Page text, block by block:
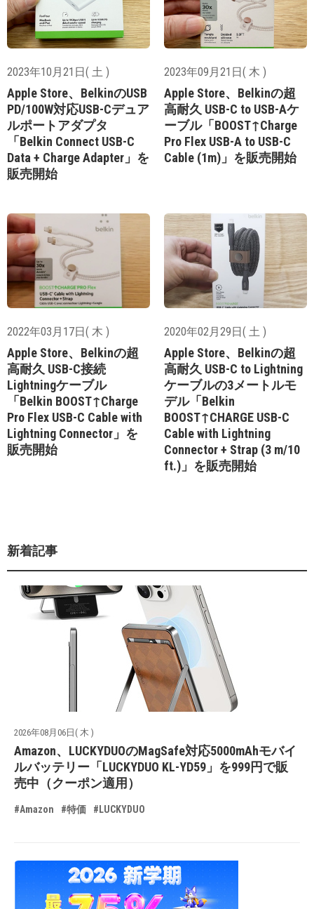
2023年10月21日( 土 )
Apple Store、BelkinのUSB
PD/100W対応USB-Cデュア
ルポートアダプタ
「Belkin Connect USB-C
Data + Charge Adapter」を
販売開始
2023年09月21日( 木 )
Apple Store、Belkinの超
高耐久 USB-C to USB-Aケ
ーブル「BOOST↑Charge
Pro Flex USB-A to USB-C
Cable (1m)」を販売開始
2022年03月17日( 木 )
Apple Store、Belkinの超
高耐久 USB-C接続
Lightningケーブル
「Belkin BOOST↑Charge
Pro Flex USB-C Cable with
Lightning Connector」を
販売開始
2020年02月29日( 土 )
Apple Store、Belkinの超
高耐久 USB-C to Lightning
ケーブルの3メートルモ
デル「Belkin
BOOST↑CHARGE USB-C
Cable with Lightning
Connector + Strap (3 m/10
ft.)」を販売開始
新着記事
2026年08月06日( 木 )
Amazon、LUCKYDUOのMagSafe対応5000mAhモバイ
ルバッテリー「LUCKYDUO KL-YD59」を999円で販
売中（クーポン適用）
#Amazon #特価 #LUCKYDUO